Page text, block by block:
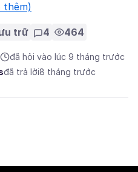
thêm)
trữ 4 464
đã hỏi vào lúc 9 tháng trước
đã trả lời8 tháng trước